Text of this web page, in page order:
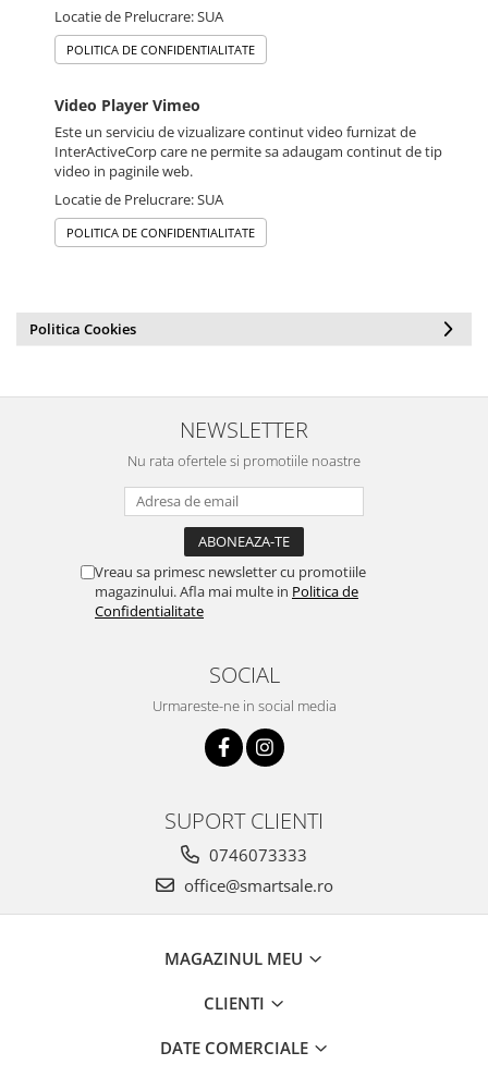
Locatie de Prelucrare: SUA
POLITICA DE CONFIDENTIALITATE
Video Player Vimeo
Este un serviciu de vizualizare continut video furnizat de
InterActiveCorp care ne permite sa adaugam continut de tip
video in paginile web.
Locatie de Prelucrare: SUA
POLITICA DE CONFIDENTIALITATE
Politica Cookies
NEWSLETTER
Nu rata ofertele si promotiile noastre
Vreau sa primesc newsletter cu promotiile
magazinului. Afla mai multe in Politica de
Confidentialitate
SOCIAL
Urmareste-ne in social media
SUPORT CLIENTI
0746073333
office@smartsale.ro
MAGAZINUL MEU
CLIENTI
DATE COMERCIALE